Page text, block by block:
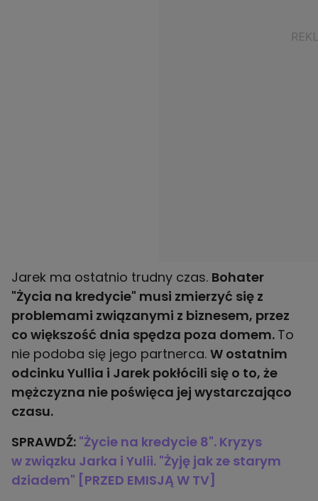
Jarek ma ostatnio trudny czas. Bohater
"Życia na kredycie" musi zmierzyć się z
problemami związanymi z biznesem, przez
co większość dnia spędza poza domem. To
nie podoba się jego partnerca. W ostatnim
odcinku Yullia i Jarek pokłócili się o to, że
mężczyzna nie poświęca jej wystarczająco
czasu.
SPRAWDŹ: "Życie na kredycie 8". Kryzys
w związku Jarka i Yulii. "Żyję jak ze starym
dziadem" [PRZED EMISJĄ W TV]